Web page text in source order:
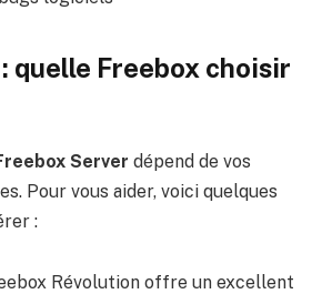
quelle Freebox choisir
Server dépend de vos
Pour vous aider, voici quelques
:
Révolution offre un excellent